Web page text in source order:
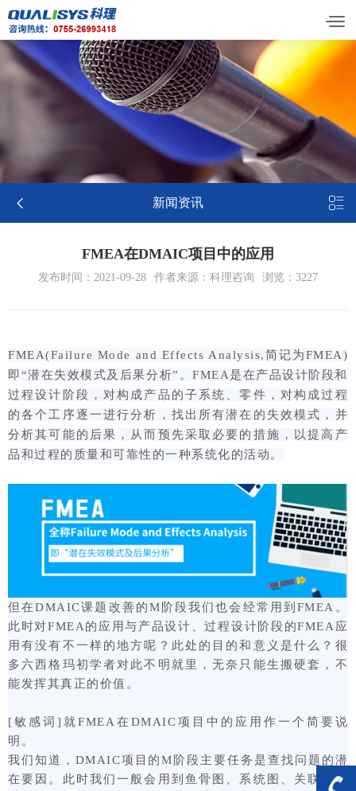
 新闻资讯 
FMEA在DMAIC项目中的应用
发布时间：2021-09-28 作者来源：科理咨询 浏览：3227
FMEA(Failure Mode and Effects Analysis,简记为FMEA)
即“潜在失效模式及后果分析”。FMEA是在产品设计阶段和
过程设计阶段，对构成产品的子系统、零件，对构成过程
的各个工序逐一进行分析，找出所有潜在的失效模式，并
分析其可能的后果，从而预先采取必要的措施，以提高产
品和过程的质量和可靠性的一种系统化的活动。
但在DMAIC课题改善的M阶段我们也会经常用到FMEA。
此时对FMEA的应用与产品设计、过程设计阶段的FMEA应
用有没有不一样的地方呢？此处的目的和意义是什么？很
多六西格玛初学者对此不明就里，无奈只能生搬硬套，不
能发挥其真正的价值。
[敏感词]就FMEA在DMAIC项目中的应用作一个简要说
明。
我们知道，DMAIC项目的M阶段主要任务是查找问题的潜
在要因。此时我们一般会用到鱼骨图、系统图、关联图等